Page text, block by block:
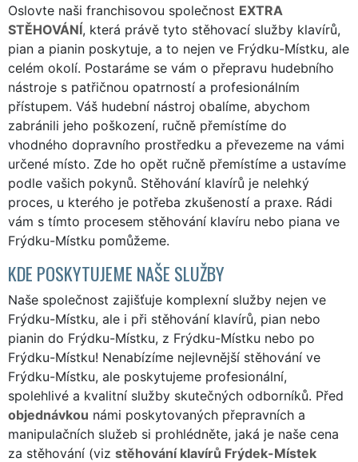
Oslovte naši franchisovou společnost EXTRA
STĚHOVÁNÍ, která právě tyto stěhovací služby klavírů,
pian a pianin poskytuje, a to nejen ve Frýdku-Místku, ale
celém okolí. Postaráme se vám o přepravu hudebního
nástroje s patřičnou opatrností a profesionálním
přístupem. Váš hudební nástroj obalíme, abychom
zabránili jeho poškození, ručně přemístíme do
vhodného dopravního prostředku a převezeme na vámi
určené místo. Zde ho opět ručně přemístíme a ustavíme
podle vašich pokynů. Stěhování klavírů je nelehký
proces, u kterého je potřeba zkušeností a praxe. Rádi
vám s tímto procesem stěhování klavíru nebo piana ve
Frýdku-Místku pomůžeme.
KDE POSKYTUJEME NAŠE SLUŽBY
Naše společnost zajišťuje komplexní služby nejen ve
Frýdku-Místku, ale i při stěhování klavírů, pian nebo
pianin do Frýdku-Místku, z Frýdku-Místku nebo po
Frýdku-Místku! Nenabízíme nejlevnější stěhování ve
Frýdku-Místku, ale poskytujeme profesionální,
spolehlivé a kvalitní služby skutečných odborníků. Před
objednávkou námi poskytovaných přepravních a
manipulačních služeb si prohlédněte, jaká je naše cena
za stěhování (viz stěhování klavírů Frýdek-Místek